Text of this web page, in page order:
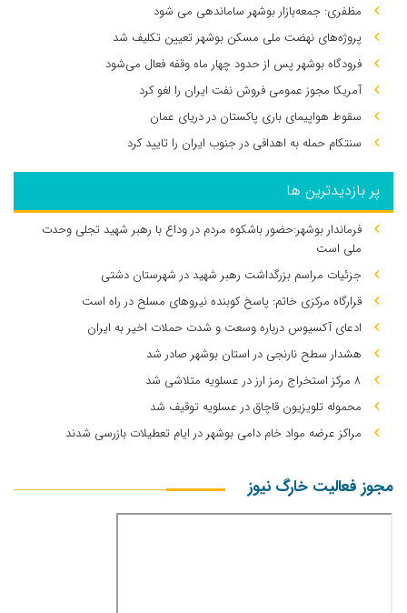
مظفری: جمعه‌بازار بوشهر ساماندهی می‌ شود
پروژه‌های نهضت ملی مسکن بوشهر تعیین تکلیف شد
فرودگاه بوشهر پس از حدود چهار ماه وقفه فعال می‌شود
آمریکا مجوز عمومی فروش نفت ایران را لغو کرد
سقوط هواپیمای باری پاکستان در دریای عمان
سنتکام حمله به اهدافی در جنوب ایران را تایید کرد
پر بازدیدترین ها
فرماندار بوشهر:حضور باشکوه مردم در وداع با رهبر شهید تجلی وحدت
ملی است
جزئیات مراسم بزرگداشت رهبر شهید در شهرستان دشتی
قرارگاه مرکزی خاتم: پاسخ کوبنده نیروهای مسلح در راه است
ادعای آکسیوس درباره وسعت و شدت حملات اخیر به ایران
هشدار سطح نارنجی در استان بوشهر صادر شد
۸ مرکز استخراج رمز ارز در عسلویه متلاشی شد
محموله تلویزیون قاچاق در عسلویه توقیف شد
مراکز عرضه مواد خام دامی بوشهر در ایام تعطیلات بازرسی شدند
مجوز فعالیت خارگ نیوز